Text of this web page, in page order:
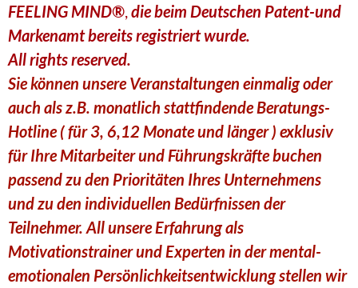
FEELING MIND®,die beim Deutschen Patent-und
Markenamtbereits registriert wurde.
All rights reserved.
Sie können unsere Veranstaltungen einmalig oder
auch als z.B. monatlich stattfindende Beratungs-
Hotline ( für 3, 6,12 Monate und länger ) exklusiv
für Ihre Mitarbeiter und Führungskräfte buchen
passendzu den Prioritäten Ihres Unternehmens
und zu den individuellen Bedürfnissen der
Teilnehmer. All unsere Erfahrung als
Motivationstrainer und Experten in der mental-
emotionalen Persönlichkeitsentwicklung stellen wir